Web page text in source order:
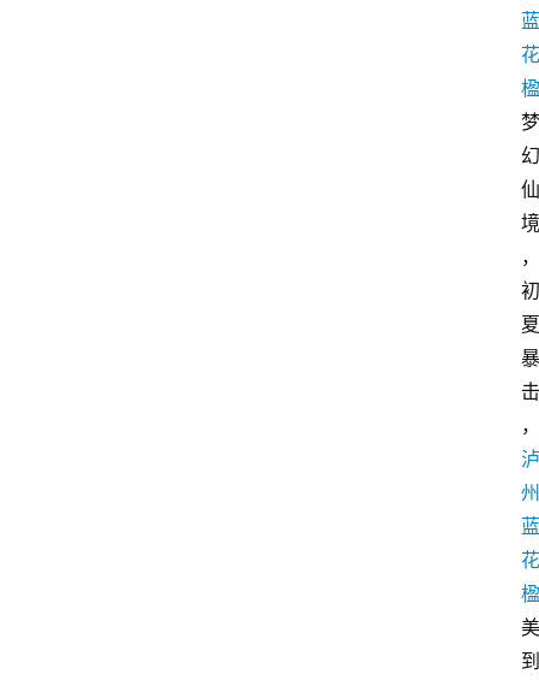
蓝
花
楹
梦
幻
仙
境
，
初
夏
暴
击
，
泸
州
蓝
花
楹
美
到